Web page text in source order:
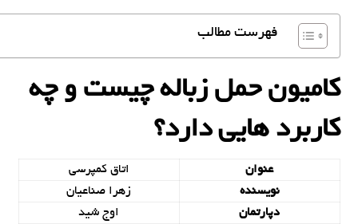
فهرست مطالب
کامیون حمل زباله چیست و چه
کاربرد هایی دارد؟
عنوان
اتاق کمپرسی
نویسنده
زهرا صناعیان
دپارتمان
اوج شید